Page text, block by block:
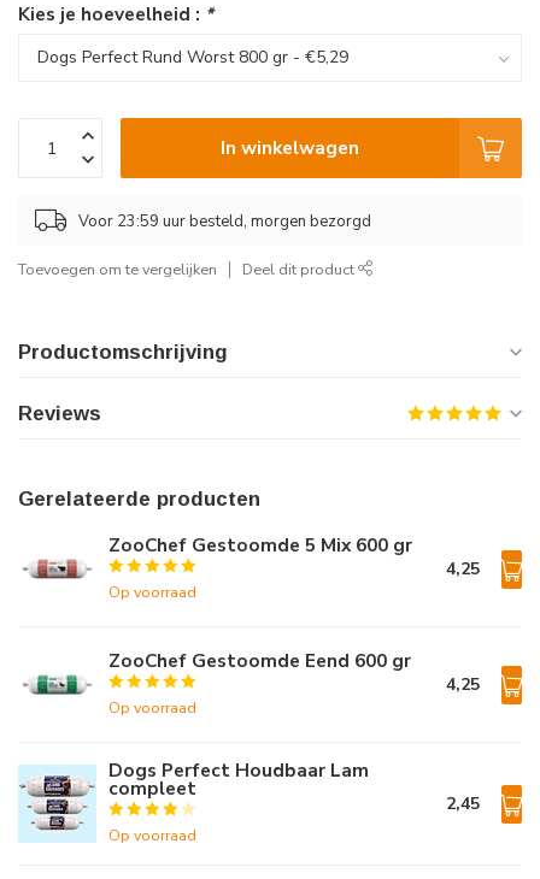
Kies je hoeveelheid : *
In winkelwagen
Voor 23:59 uur besteld, morgen bezorgd
Toevoegen om te vergelijken Deel dit product
Productomschrijving
Reviews
Gerelateerde producten
ZooChef Gestoomde 5 Mix 600 gr
Op voorraad
4,25
ZooChef Gestoomde Eend 600 gr
Op voorraad
4,25
Dogs Perfect Houdbaar Lam
compleet
Op voorraad
2,45